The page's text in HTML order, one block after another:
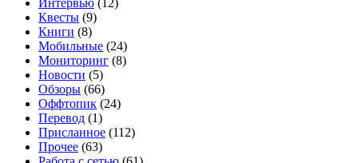
Интервью (12)
Квесты (9)
Книги (8)
Мобильные (24)
Мониторинг (8)
Новости (5)
Обзоры (66)
Оффтопик (24)
Перевод (1)
Присланное (112)
Прочее (63)